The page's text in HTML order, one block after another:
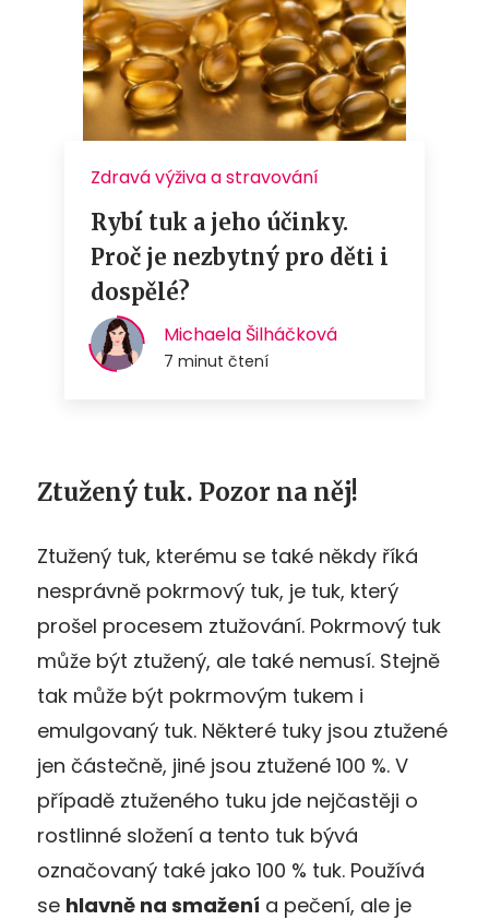
Ztužený tuk. Pozor na něj!
Ztužený tuk, kterému se také někdy říká
nesprávně pokrmový tuk, je tuk, který
prošel procesem ztužování. Pokrmový tuk
může být ztužený, ale také nemusí. Stejně
tak může být pokrmovým tukem i
emulgovaný tuk. Některé tuky jsou ztužené
jen částečně, jiné jsou ztužené 100 %. V
případě ztuženého tuku jde nejčastěji o
rostlinné složení a tento tuk bývá
označovaný také jako 100 % tuk. Používá
se hlavně na smažení a pečení, ale je